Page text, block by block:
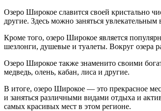
Озеро Широкое славится своей кристально
другие. Здесь можно заняться
Кроме того, озеро Широкое является
шезлонги, душевые и туалеты. Вокруг озера
Озеро Широкое также знаменито своими
медведь, олень, кабан, лиса и другие.
В итоге, озеро Широкое — это прекрасное
и заняться различными видами отдыха и
самых красивых мест в этом регионе.